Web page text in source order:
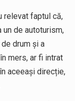
relevat faptul că,
un de autoturism,
drum și a
mers, ar fi intrat
aceeași direcție,